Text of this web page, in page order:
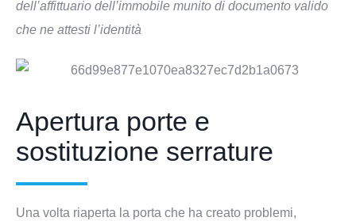
dell’affittuario dell’immobile munito di documento valido
che ne attesti l’identità
Apertura porte e
sostituzione serrature
Una volta riaperta la porta che ha creato problemi,